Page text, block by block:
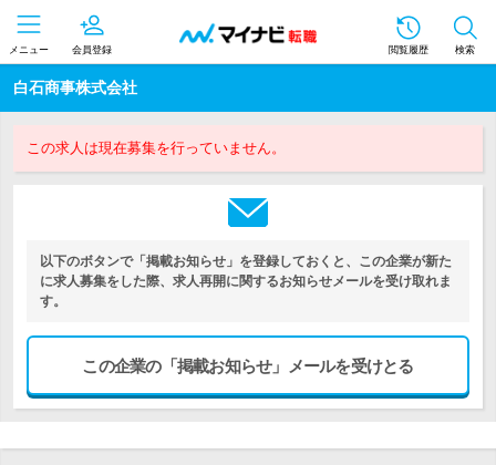
メニュー 会員登録 閲覧履歴 検索
白石商事株式会社
この求人は現在募集を行っていません。
以下のボタンで「掲載お知らせ」を登録しておくと、この企業が新た
に求人募集をした際、求人再開に関するお知らせメールを受け取れま
す。
この企業の「掲載お知らせ」メールを受けとる